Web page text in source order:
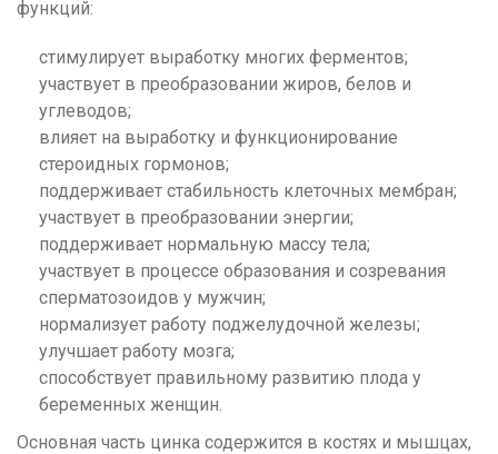
функций:
стимулирует выработку многих ферментов;
участвует в преобразовании жиров, белов и
углеводов;
влияет на выработку и функционирование
стероидных гормонов;
поддерживает стабильность клеточных мембран;
участвует в преобразовании энергии;
поддерживает нормальную массу тела;
участвует в процессе образования и созревания
сперматозоидов у мужчин;
нормализует работу поджелудочной железы;
улучшает работу мозга;
способствует правильному развитию плода у
беременных женщин.
Основная часть цинка содержится в костях и мышцах,